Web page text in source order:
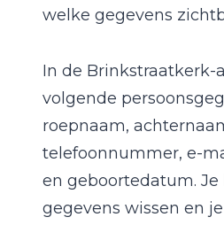
welke gegevens
In de Brinkstraatkerk-
volgende
roepnaam,
telefoonnummer, e-
en geboortedatum. Je
gegevens wissen en